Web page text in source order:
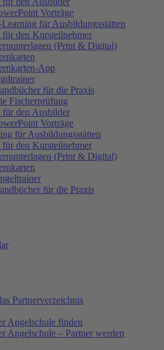
Vorträge
Learning für Ausbildungsstätten
für den Kursteilnehmer
(Print & Digital)
App
für die Praxis
Fischerprüfung
für den Ausbilder
Vorträge
für Ausbildungsstätten
für den Kursteilnehmer
(Print & Digital)
für die Praxis
Partnerverzeichnis
Angelschule finden
Angelschule – Partner werden